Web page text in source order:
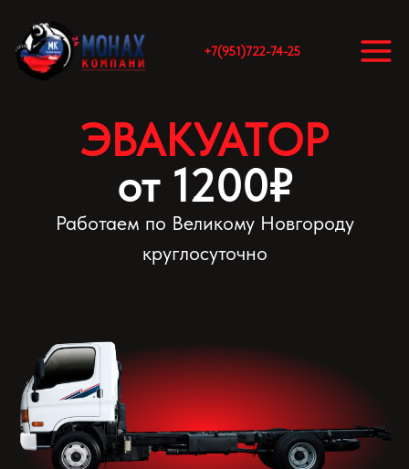
+7(951)722-74-25
ЭВАКУАТОР
от 1200₽
Работаем по Великому Новгороду
круглосуточно